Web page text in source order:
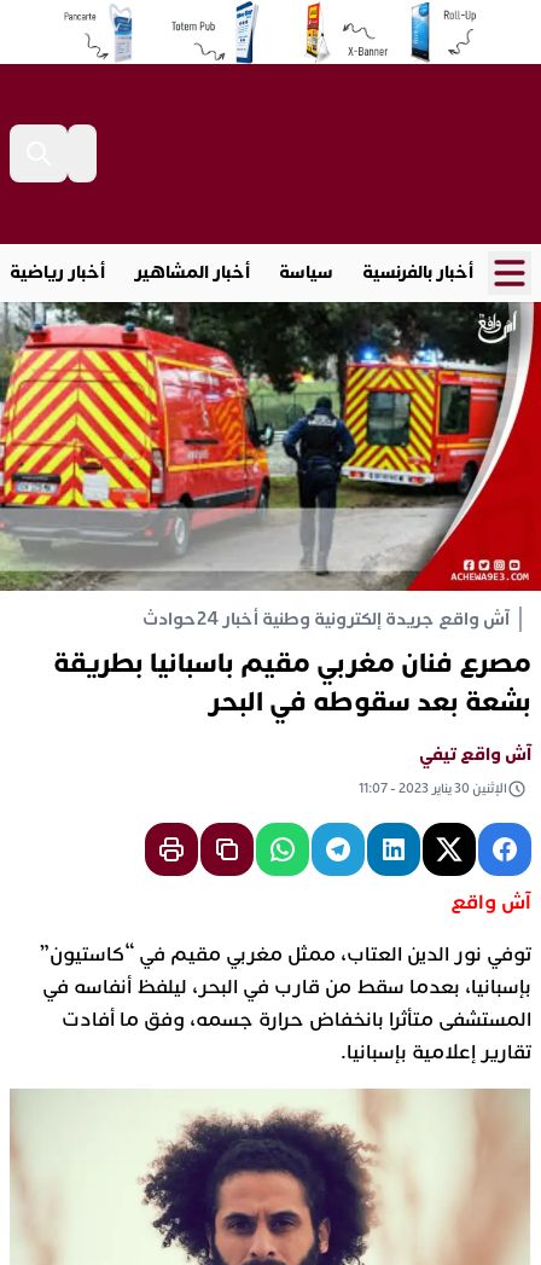
أخبار بالفرنسية سياسة أخبار المشاهير أخبار رياضية
آش واقع جريدة إلكترونية وطنية أخبار 24 حوادث
مصرع فنان مغربي مقيم باسبانيا بطريقة
بشعة بعد سقوطه في البحر
آش واقع تيفي
الإثنين 30 يناير 2023 - 11:07
آش واقع
توفي نور الدين العتاب، ممثل مغربي مقيم في “كاستيون”
بإسبانيا، بعدما سقط من قارب في البحر، ليلفظ أنفاسه في
المستشفى متأثرا بانخفاض حرارة جسمه، وفق ما أفادت
تقارير إعلامية بإسبانيا.